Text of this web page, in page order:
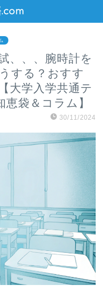
、、、腕時計を
する？おすす
大学入学共通テ
袋＆コラム】
30/11/2024